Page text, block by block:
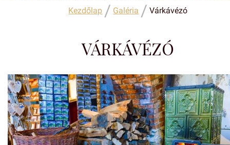
Kezdőlap / Galéria / Várkávézó
VÁRKÁVÉZÓ